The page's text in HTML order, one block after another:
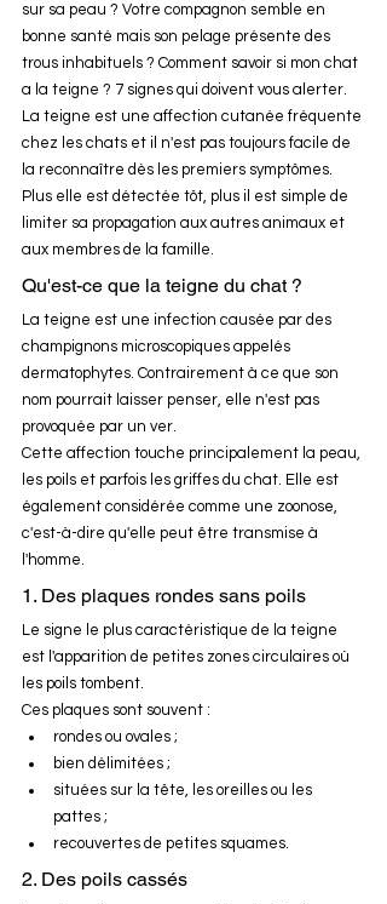
sur sa peau ? Votre compagnon semble en
bonne santé mais son pelage présente des
trous inhabituels ? Comment savoir si mon chat
a la teigne ? 7 signes qui doivent vous alerter.
La teigne est une affection cutanée fréquente
chez les chats et il n'est pas toujours facile de
la reconnaître dès les premiers symptômes.
Plus elle est détectée tôt, plus il est simple de
limiter sa propagation aux autres animaux et
aux membres de la famille.
Qu'est-ce que la teigne du chat ?
La teigne est une infection causée par des
champignons microscopiques appelés
dermatophytes. Contrairement à ce que son
nom pourrait laisser penser, elle n'est pas
provoquée par un ver.
Cette affection touche principalement la peau,
les poils et parfois les griffes du chat. Elle est
également considérée comme une zoonose,
c'est-à-dire qu'elle peut être transmise à
l'homme.
1. Des plaques rondes sans poils
Le signe le plus caractéristique de la teigne
est l'apparition de petites zones circulaires où
les poils tombent.
Ces plaques sont souvent :
rondes ou ovales ;
bien délimitées ;
situées sur la tête, les oreilles ou les
pattes ;
recouvertes de petites squames.
2. Des poils cassés